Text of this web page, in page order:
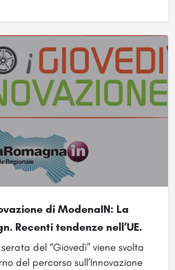
di ModenaIN: La
Recenti tendenze nell’UE.
serata del “Giovedì” viene svolta
del percorso sull’Innovazione